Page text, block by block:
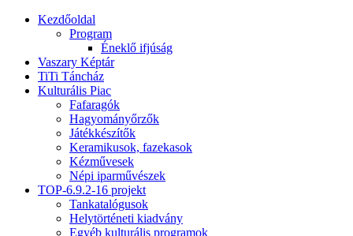
Kezdőoldal
Program
Éneklő ifjúság
Vaszary Képtár
TiTi Táncház
Kulturális Piac
Fafaragók
Hagyományőrzők
Játékkészítők
Keramikusok, fazekasok
Kézművesek
Népi iparművészek
TOP-6.9.2-16 projekt
Tankatalógusok
Helytörténeti kiadvány
Egyéb kulturális programok